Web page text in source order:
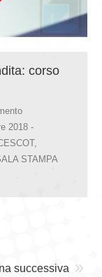
corso
2018 -
,
STAMPA
successiva